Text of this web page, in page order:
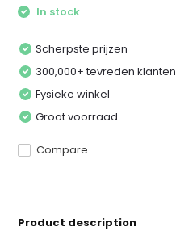
In stock
Scherpste prijzen
300,000+ tevreden klanten
Fysieke winkel
Groot voorraad
Compare
Product description